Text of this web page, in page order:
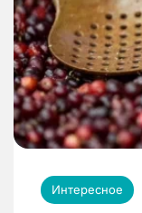
Интересное